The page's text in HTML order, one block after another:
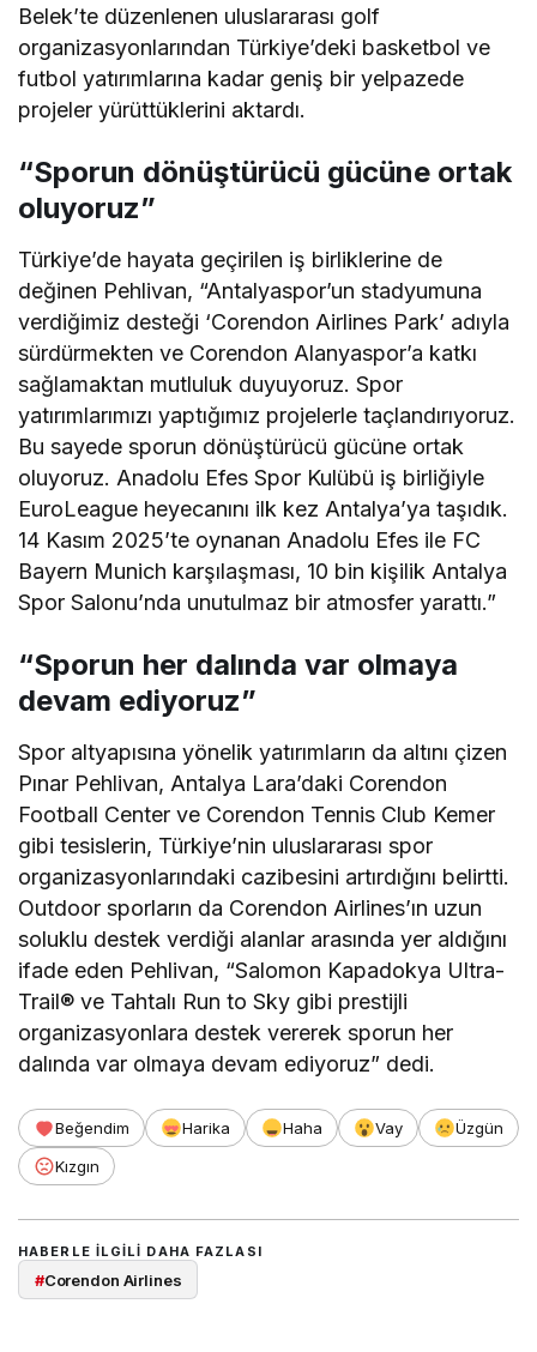
Belek’te düzenlenen uluslararası golf
organizasyonlarından Türkiye’deki basketbol ve
futbol yatırımlarına kadar geniş bir yelpazede
projeler yürüttüklerini aktardı.
“Sporun dönüştürücü gücüne ortak
oluyoruz”
Türkiye’de hayata geçirilen iş birliklerine de
değinen Pehlivan, “Antalyaspor’un stadyumuna
verdiğimiz desteği ‘Corendon Airlines Park’ adıyla
sürdürmekten ve Corendon Alanyaspor’a katkı
sağlamaktan mutluluk duyuyoruz. Spor
yatırımlarımızı yaptığımız projelerle taçlandırıyoruz.
Bu sayede sporun dönüştürücü gücüne ortak
oluyoruz. Anadolu Efes Spor Kulübü iş birliğiyle
EuroLeague heyecanını ilk kez Antalya’ya taşıdık.
14 Kasım 2025’te oynanan Anadolu Efes ile FC
Bayern Munich karşılaşması, 10 bin kişilik Antalya
Spor Salonu’nda unutulmaz bir atmosfer yarattı.”
“Sporun her dalında var olmaya
devam ediyoruz”
Spor altyapısına yönelik yatırımların da altını çizen
Pınar Pehlivan, Antalya Lara’daki Corendon
Football Center ve Corendon Tennis Club Kemer
gibi tesislerin, Türkiye’nin uluslararası spor
organizasyonlarındaki cazibesini artırdığını belirtti.
Outdoor sporların da Corendon Airlines’ın uzun
soluklu destek verdiği alanlar arasında yer aldığını
ifade eden Pehlivan, “Salomon Kapadokya Ultra-
Trail® ve Tahtalı Run to Sky gibi prestijli
organizasyonlara destek vererek sporun her
dalında var olmaya devam ediyoruz” dedi.
Beğendim Harika Haha Vay
Üzgün
Kızgın
HABERLE ILGILI DAHA FAZLASI
#Corendon Airlines